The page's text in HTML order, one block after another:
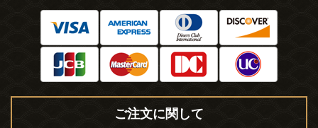
ご注文に関して